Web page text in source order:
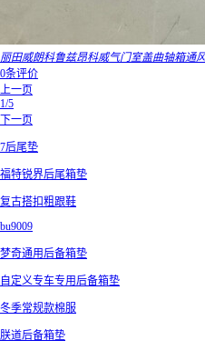
丽田威朗科鲁兹昂科威气门室盖曲轴箱通
0条评价
上一页
1/5
下一页
7后尾垫
福特锐界后尾箱垫
复古搭扣粗跟鞋
bu9009
梦奇通用后备箱垫
自定义专车专用后备箱垫
冬季常规款棉服
朕道后备箱垫